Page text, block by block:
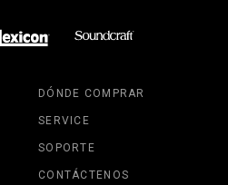
DÓNDE COMPRAR
SERVICE
SOPORTE
CONTÁCTENOS